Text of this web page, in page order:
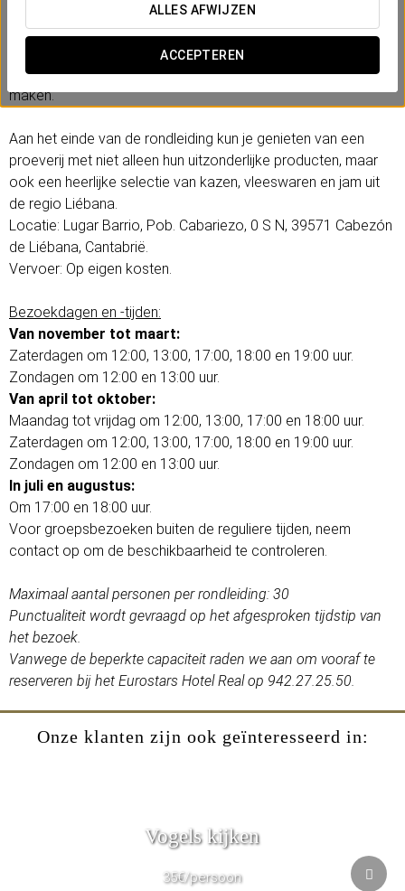
ALLES AFWIJZEN
ACCEPTEREN
distilleerderij en ontdek het fascinerende ambachtachter het
maken van hun wijnen, sterke dranken, likeuren, gin, brandy en
whisky. Je krijgt de kans om oude tradities zoals de
druppelsgewijze distillatie in een alquitara van dichtbij mee te
maken.
Aan het einde van de rondleiding kun je genieten van een
proeverij met niet alleen hun uitzonderlijke producten, maar
ook een heerlijke selectie van kazen, vleeswaren en jam uit
de regio Liébana.
Locatie: Lugar Barrio, Pob. Cabariezo, 0 S N, 39571 Cabezón
de Liébana, Cantabrië.
Vervoer: Op eigen kosten.
Bezoekdagen en -tijden:
Van november tot maart:
Zaterdagen om 12:00, 13:00, 17:00, 18:00 en 19:00 uur.
Zondagen om 12:00 en 13:00 uur.
Van april tot oktober:
Maandag tot vrijdag om 12:00, 13:00, 17:00 en 18:00 uur.
Zaterdagen om 12:00, 13:00, 17:00, 18:00 en 19:00 uur.
Zondagen om 12:00 en 13:00 uur.
In juli en augustus:
Om 17:00 en 18:00 uur.
Voor groepsbezoeken buiten de reguliere tijden, neem
contact op om de beschikbaarheid te controleren.
Maximaal aantal personen per rondleiding: 30
Punctualiteit wordt gevraagd op het afgesproken tijdstip van
het bezoek.
Vanwege de beperkte capaciteit raden we aan om vooraf te
reserveren bij het Eurostars Hotel Real op 942.27.25.50.
Onze klanten zijn ook geïnteresseerd in:
Vogels kijken
35€/persoon